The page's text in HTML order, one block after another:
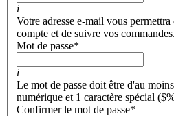
i
Votre adresse e-mail vous
compte et de suivre vos commandes.
Mot de passe*
i
Le mot de passe doit être d'au
numérique et 1 caractère spécial
Confirmer le mot de passe*